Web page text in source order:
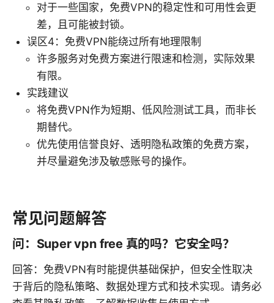
对于一些国家，免费VPN的稳定性和可用性会更
差，且可能被封锁。
误区4：免费VPN能绕过所有地理限制
许多服务对免费方案进行限速和检测，实际效果
有限。
实践建议
将免费VPN作为短期、低风险测试工具，而非长
期替代。
优先使用信誉良好、透明隐私政策的免费方案，
并尽量避免涉及敏感账号的操作。
常见问题解答
问：Super vpn free 真的吗？它安全吗？
回答：免费VPN有时能提供基础保护，但安全性取决
于背后的隐私策略、数据处理方式和技术实现。请务必